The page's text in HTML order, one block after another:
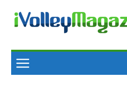
content